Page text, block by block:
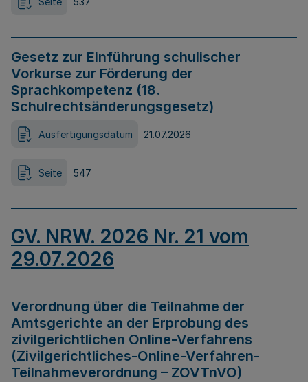
Gesetz zur Einführung schulischer
Vorkurse zur Förderung der
Sprachkompetenz (18.
Schulrechtsänderungsgesetz)
Ausfertigungsdatum 21.07.2026
Seite 547
GV. NRW. 2026 Nr. 21 vom
29.07.2026
Verordnung über die Teilnahme der
Amtsgerichte an der Erprobung des
zivilgerichtlichen Online-Verfahrens
(Zivilgerichtliches-Online-Verfahren-
Teilnahmeverordnung – ZOVTnVO)